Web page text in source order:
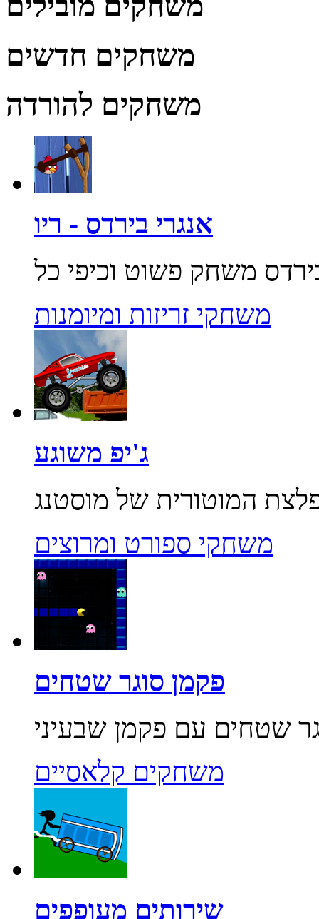
משחקים חדשים
משחקים להורדה
אנגרי בירדס - ריו
משחקי זריזות ומיומנות
ג'יפ משוגע
משחקי ספורט ומרוצים
פקמן סוגר שטחים
משחקים קלאסיים
שירותים מעופפים